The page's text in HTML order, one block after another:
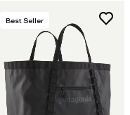
Best Seller